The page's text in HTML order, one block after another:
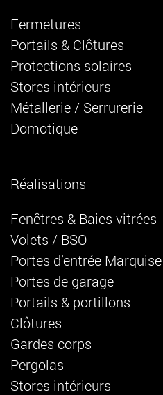
Fermetures
Portails & Clôtures
Protections solaires
Stores intérieurs
Métallerie / Serrurerie
Domotique
Réalisations
Fenêtres & Baies vitrées
Volets / BSO
Portes d’entrée Marquise
Portes de garage
Portails & portillons
Clôtures
Gardes corps
Pergolas
Stores intérieurs